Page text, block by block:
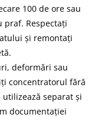
100 de ore sau
praf. Respectați
și remontați
deformări sau
concentratorul fără
separat și
documentației